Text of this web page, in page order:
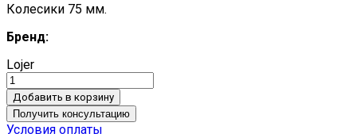
Колесики 75 мм.
Бренд:
Lojer
Добавить в корзину
Получить консультацию
Условия оплаты